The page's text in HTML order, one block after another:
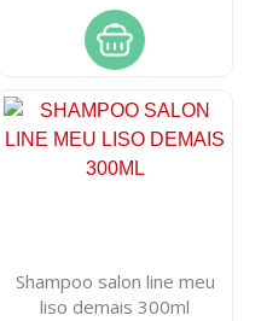
Shampoo salon line meu
liso demais 300ml